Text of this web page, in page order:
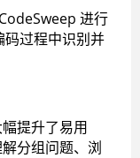
进行
码过程中识别并
提升了易用
分组问题、浏